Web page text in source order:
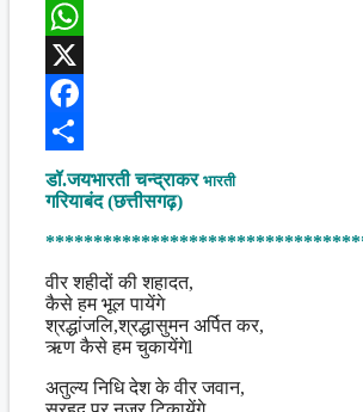
WhatsApp
X
Facebook
Share
डॉ.जयभारती चन्द्राकर भारती
गरियाबंद (छत्तीसगढ़)
वीर शहीदों की शहादत,
कैसे हम भूल पायेंगे
श्रद्धांजलि,श्रद्धासुमन अर्पित कर,
ऋण कैसे हम चुकायेंगेl
अतुल्य निधि देश के वीर जवान,